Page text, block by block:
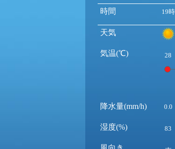
時間
天気
気温(℃)
降水量(mm/h)
湿度(%)
19時
28
0.0
83